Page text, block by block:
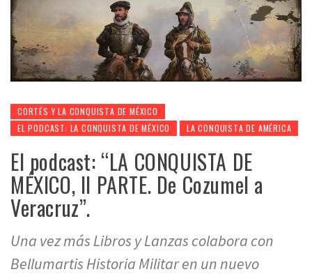
CORTÉS Y LA CONQUISTA DE MÉXICO
EL PODCAST: LA CONQUISTA DE MÉXICO
LA CONQUISTA DE AMÉRICA
El podcast: “LA CONQUISTA DE
MÉXICO, II PARTE. De Cozumel a
Veracruz”.
Una vez más Libros y Lanzas colabora con
Bellumartis Historia Militar en un nuevo